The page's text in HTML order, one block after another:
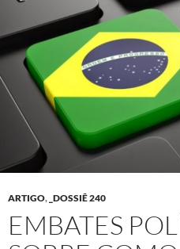
ARTIGO, _DOSSIÊ 240
EMBATES